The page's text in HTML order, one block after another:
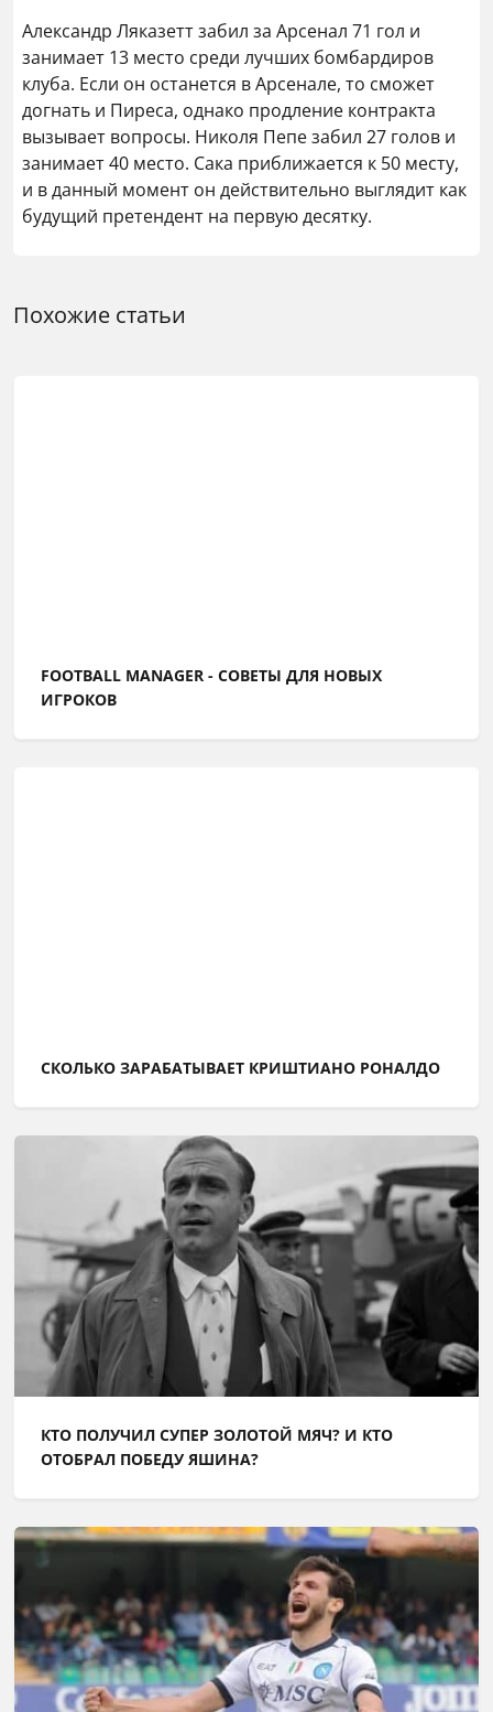
Александр Ляказетт забил за Арсенал 71 гол и
занимает 13 место среди лучших бомбардиров
клуба. Если он останется в Арсенале, то сможет
догнать и Пиреса, однако продление контракта
вызывает вопросы. Николя Пепе забил 27 голов и
занимает 40 место. Сака приближается к 50 месту,
и в данный момент он действительно выглядит как
будущий претендент на первую десятку.
Похожие статьи
FOOTBALL MANAGER - СОВЕТЫ ДЛЯ НОВЫХ
ИГРОКОВ
СКОЛЬКО ЗАРАБАТЫВАЕТ КРИШТИАНО РОНАЛДО
КТО ПОЛУЧИЛ СУПЕР ЗОЛОТОЙ МЯЧ? И КТО
ОТОБРАЛ ПОБЕДУ ЯШИНА?